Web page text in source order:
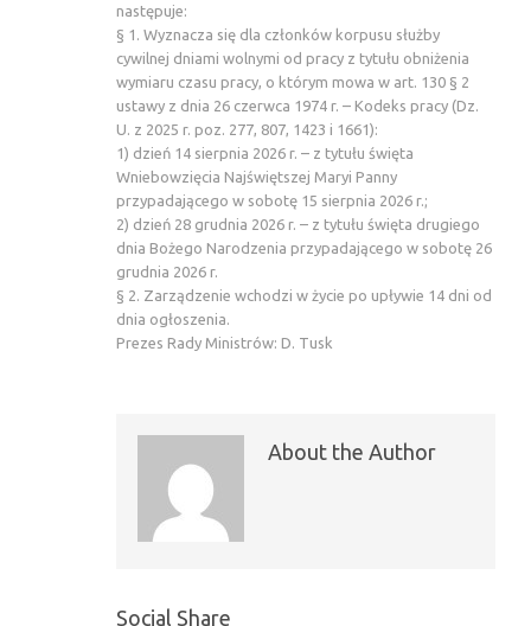
następuje:
§ 1. Wyznacza się dla członków korpusu służby
cywilnej dniami wolnymi od pracy z tytułu obniżenia
wymiaru czasu pracy, o którym mowa w art. 130 § 2
ustawy z dnia 26 czerwca 1974 r. – Kodeks pracy (Dz.
U. z 2025 r. poz. 277, 807, 1423 i 1661):
1) dzień 14 sierpnia 2026 r. – z tytułu święta
Wniebowzięcia Najświętszej Maryi Panny
przypadającego w sobotę 15 sierpnia 2026 r.;
2) dzień 28 grudnia 2026 r. – z tytułu święta drugiego
dnia Bożego Narodzenia przypadającego w sobotę 26
grudnia 2026 r.
§ 2. Zarządzenie wchodzi w życie po upływie 14 dni od
dnia ogłoszenia.
Prezes Rady Ministrów: D. Tusk
About the Author
Social Share